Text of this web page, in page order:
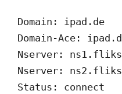
Domain: ipad.de
Domain-Ace:
Nserver:
Nserver:
Status: connect